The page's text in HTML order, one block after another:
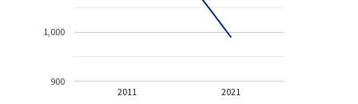
2011 2021
900
1,000